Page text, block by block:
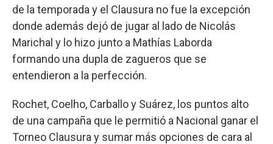
de la temporada y el Clausura no fue la excepción
donde además dejó de jugar al lado de Nicolás
Marichal y lo hizo junto a Mathías Laborda
formando una dupla de zagueros que se
entendieron a la perfección.
Rochet, Coelho, Carballo y Suárez, los puntos alto
de una campaña que le permitió a Nacional ganar el
Torneo Clausura y sumar más opciones de cara al